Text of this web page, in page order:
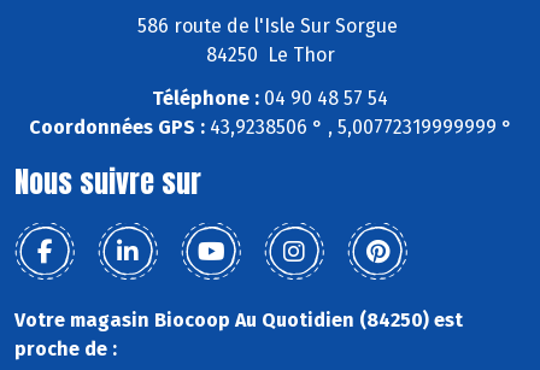
586 route de l'Isle Sur Sorgue
84250 Le Thor
Téléphone : 04 90 48 57 54
Coordonnées GPS :43,9238506 ° , 5,00772319999999 °
Nous suivre sur
Votre magasin Biocoop Au Quotidien (84250) est
proche de :